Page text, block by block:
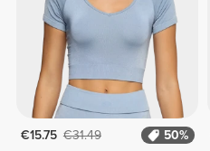
€15.75 €31.49
50%